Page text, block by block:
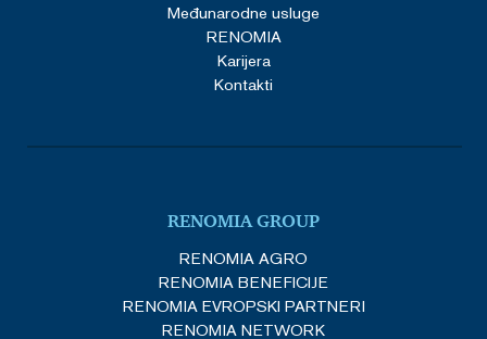
Međunarodne usluge
RENOMIA
Karijera
Kontakti
RENOMIA GROUP
RENOMIA AGRO
RENOMIA BENEFICIJE
RENOMIA EVROPSKI PARTNERI
RENOMIA NETWORK